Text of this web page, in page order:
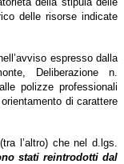
delle risorse indicate
espresso dalla
Deliberazione n.
polizze professionali
di carattere
l’altro) che nel d.lgs.
stati reintrodotti dal